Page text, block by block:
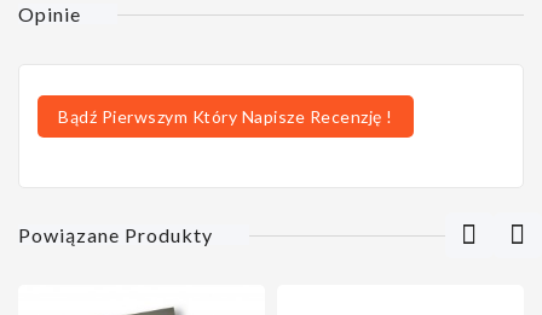
Opinie
Bądź Pierwszym Który Napisze Recenzję !
Powiązane Produkty